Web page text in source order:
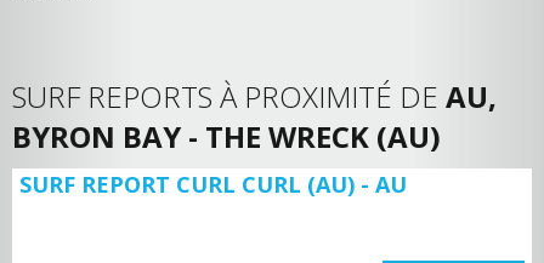
SURF REPORTS À PROXIMITÉ DE AU,
BYRON BAY - THE WRECK (AU)
SURF REPORT CURL CURL (AU) - AU